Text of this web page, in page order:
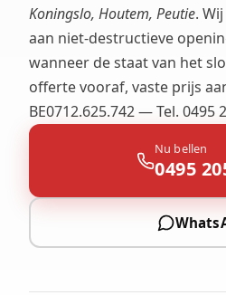
Koningslo, Houtem, Peutie.
aan niet-destructieve
wanneer de staat van het
offerte vooraf, vaste prijs
BE0712.625.742 — Tel. 0495
Nu bellen
0495